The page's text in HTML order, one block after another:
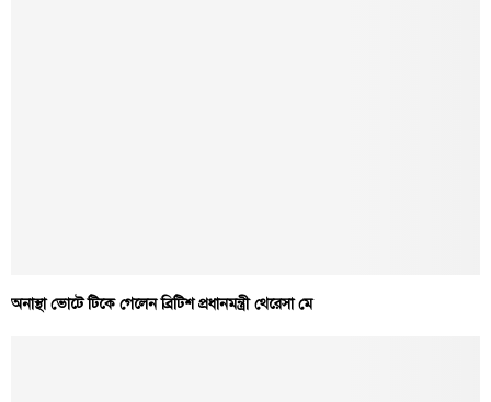
অনাস্থা ভোটে টিকে গেলেন ব্রিটিশ প্রধানমন্ত্রী থেরেসা মে